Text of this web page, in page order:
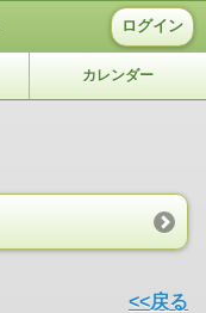
ログイン
カレンダー
<<戻る